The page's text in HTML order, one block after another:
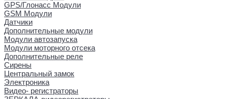
GPS/Глонасс Модули
GSM Модули
Датчики
Дополнительные модули
Модули автозапуска
Модули моторного отсека
Дополнительные реле
Сирены
Центральный замок
Электроника
Видео- регистраторы